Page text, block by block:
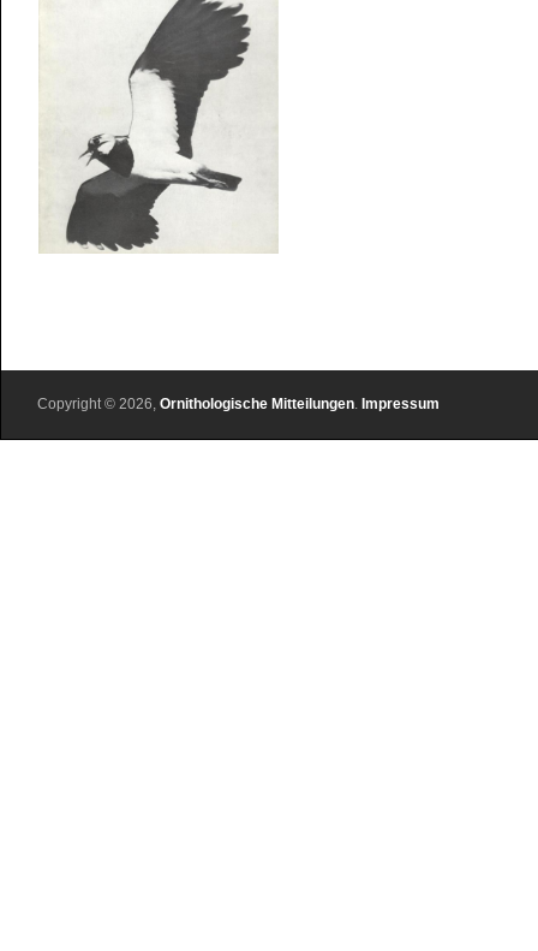
Copyright © 2026, Ornithologische Mitteilungen Impressum